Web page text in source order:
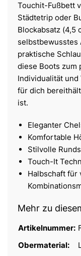
Touchit-Fußbett
Städtetrip oder
Blockabsatz (4,5
selbstbewusstes
praktische
diese Boots zum
Individualität und
für dich
ist.
Eleganter
Komfortable
Stilvolle
Touch-It
Halbschaft für
Mehr zu
Artikelnummer:
Obermaterial: